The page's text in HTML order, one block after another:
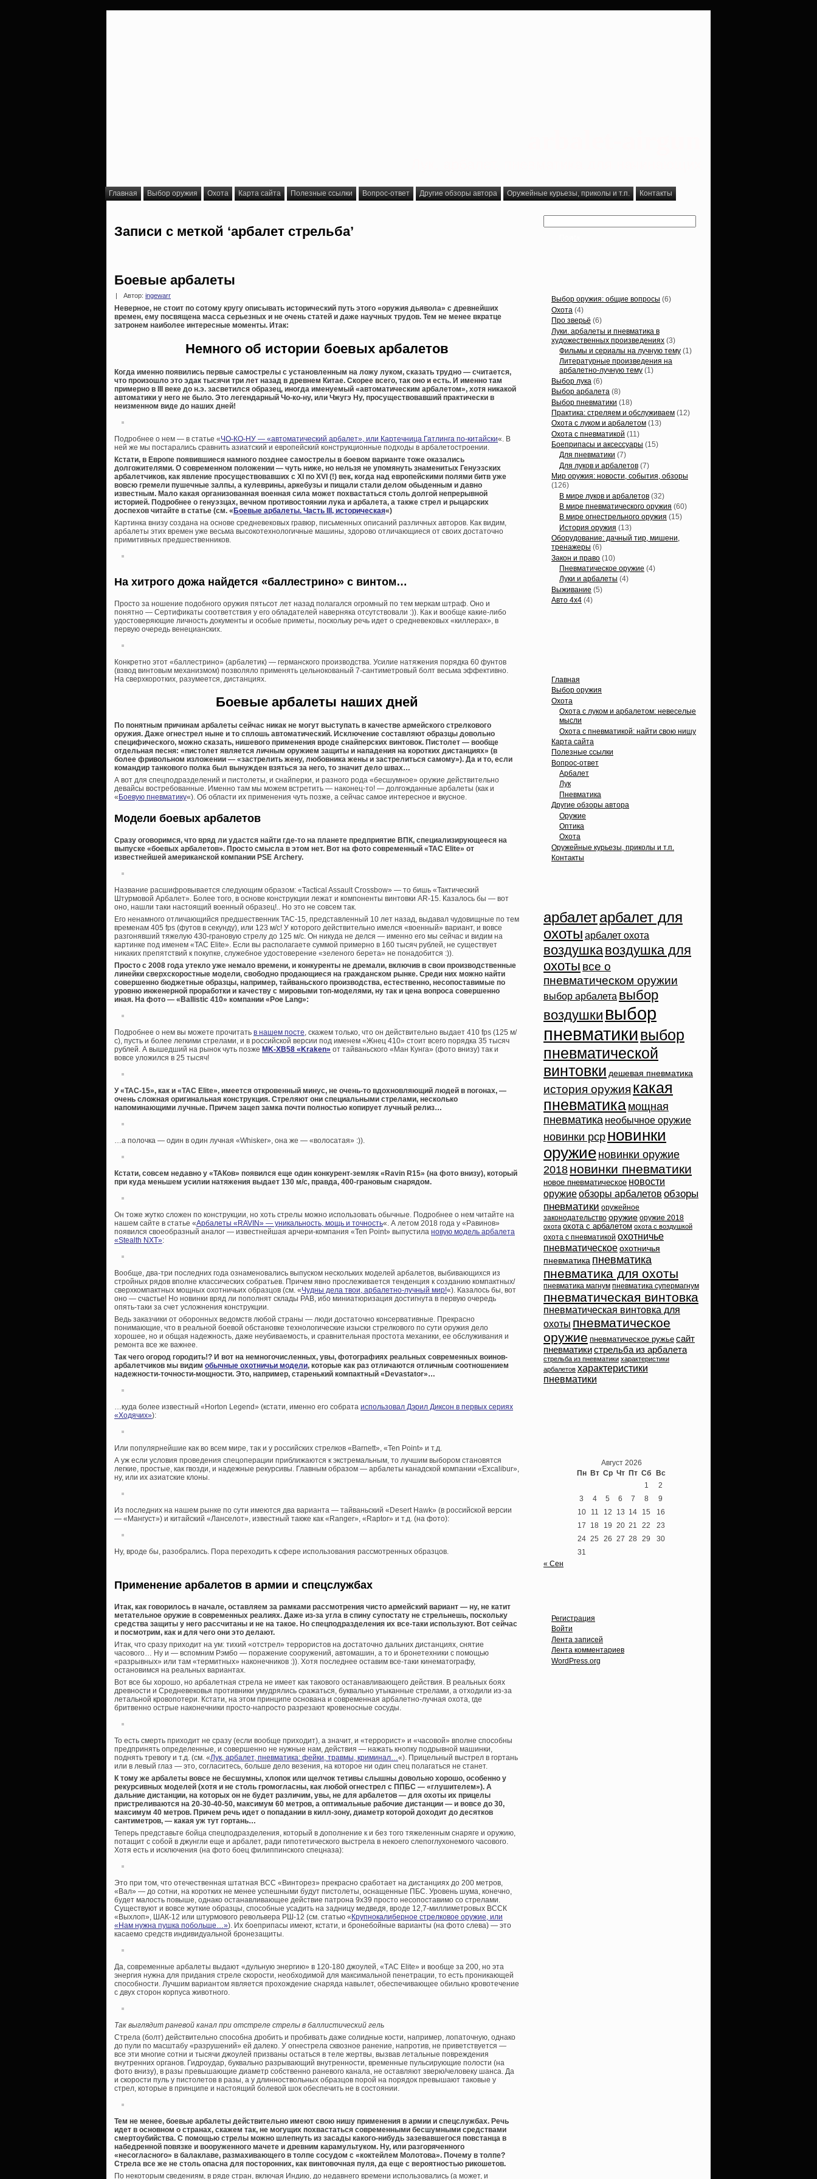
Главная Выбор оружия Охота Карта сайта Полезные ссылки Вопрос-ответ Другие обзоры автора Оружейные курьезы, приколы и т.п. Контакты
Записи с меткой ‘арбалет стрельба’
Боевые арбалеты
Автор: ingewarr
Неверное, не стоит по сотому кругу описывать исторический путь этого «оружия дьявола» с древнейших
времен, ему посвящена масса серьезных и не очень статей и даже научных трудов. Тем не менее вкратце
затронем наиболее интересные моменты. Итак:
Немного об истории боевых арбалетов
Когда именно появились первые самострелы с установленным на ложу луком, сказать трудно — считается,
что произошло это эдак тысячи три лет назад в древнем Китае. Скорее всего, так оно и есть. И именно там
примерно в III веке до н.э. засветился образец, иногда именуемый «автоматическим арбалетом», хотя никакой
автоматики у него не было. Это легендарный Чо-ко-ну, или Чжугэ Ну, просуществовавший практически в
неизменном виде до наших дней!
Подробнее о нем — в статье «ЧО-КО-НУ — «автоматический арбалет», или Картечница Гатлинга по-китайски«. В
ней же мы постарались сравнить азиатский и европейский конструкционные подходы в арбалетостроении.
Кстати, в Европе появившиеся намного позднее самострелы в боевом варианте тоже оказались
долгожителями. О современном положении — чуть ниже, но нельзя не упомянуть знаменитых Генуэзских
арбалетчиков, как явление просуществовавших с XI по XVI (!) век, когда над европейскими полями битв уже
вовсю гремели пушечные залпы, а кулеврины, аркебузы и пищали стали делом обыденным и давно
известным. Мало какая организованная военная сила может похвастаться столь долгой непрерывной
историей. Подробнее о генуэзцах, вечном противостоянии лука и арбалета, а также стрел и рыцарских
доспехов читайте в статье (см. «Боевые арбалеты. Часть III, историческая«)
Картинка внизу создана на основе средневековых гравюр, письменных описаний различных авторов. Как видим,
арбалеты этих времен уже весьма высокотехнологичные машины, здорово отличающиеся от своих достаточно
примитивных предшественников.
На хитрого дожа найдется «баллестрино» с винтом…
Просто за ношение подобного оружия пятьсот лет назад полагался огромный по тем меркам штраф. Оно и
понятно — Сертификаты соответствия у его обладателей наверняка отсутствовали :)). Как и вообще какие-либо
удостоверяющие личность документы и особые приметы, поскольку речь идет о средневековых «киллерах», в
первую очередь венецианских.
Конкретно этот «баллестрино» (арбалетик) — германского производства. Усилие натяжения порядка 60 фунтов
(взвод винтовым механизмом) позволяло применять цельнокованый 7-сантиметровый болт весьма эффективно.
На сверхкоротких, разумеется, дистанциях.
Боевые арбалеты наших дней
По понятным причинам арбалеты сейчас никак не могут выступать в качестве армейского стрелкового
оружия. Даже огнестрел ныне и то сплошь автоматический. Исключение составляют образцы довольно
специфического, можно сказать, нишевого применения вроде снайперских винтовок. Пистолет — вообще
отдельная песня: «пистолет является личным оружием защиты и нападения на коротких дистанциях» (в
более фривольном изложении — «застрелить жену, любовника жены и застрелиться самому»). Да и то, если
командир танкового полка был вынужден взяться за него, то значит дело швах…
А вот для спецподразделений и пистолеты, и снайперки, и разного рода «бесшумное» оружие действительно
девайсы востребованные. Именно там мы можем встретить — наконец-то! — долгожданные арбалеты (как и
« Боевую пневматику«). Об области их применения чуть позже, а сейчас самое интересное и вкусное.
Модели боевых арбалетов
Сразу оговоримся, что вряд ли удастся найти где-то на планете предприятие ВПК, специализирующееся на
выпуске «боевых арбалетов». Просто смысла в этом нет. Вот на фото современный «TAC Elite» от
известнейшей американской компании PSE Archery.
Название расшифровывается следующим образом: «Tactical Assault Crossbow» — то бишь «Тактический
Штурмовой Арбалет». Более того, в основе конструкции лежат и компоненты винтовки AR-15. Казалось бы — вот
оно, нашли таки настоящий военный образец!.. Но это не совсем так.
Его ненамного отличающийся предшественник TAC-15, представленный 10 лет назад, выдавал чудовищные по тем
временам 405 fps (футов в секунду), или 123 м/с! У которого действительно имелся «военный» вариант, и вовсе
разгонявший тяжелую 430-грановую стрелу до 125 м/с. Он никуда не делся — именно его мы сейчас и видим на
картинке под именем «TAC Elite». Если вы располагаете суммой примерно в 160 тысяч рублей, не существует
никаких препятствий к покупке, служебное удостоверение «зеленого берета» не понадобится :)).
Просто с 2008 года утекло уже немало времени, и конкуренты не дремали, включив в свои производственные
линейки сверхскоростные модели, свободно продающиеся на гражданском рынке. Среди них можно найти
совершенно бюджетные образцы, например, тайваньского производства, естественно, несопоставимые по
уровню инженерной проработки и качеству с мировыми топ-моделями, ну так и цена вопроса совершенно
иная. На фото — «Ballistic 410» компании «Poe Lang»:
Подробнее о нем вы можете прочитать в нашем посте, скажем только, что он действительно выдает 410 fps (125 м/
с), пусть и более легкими стрелами, и в российской версии под именем «Жнец 410» стоит всего порядка 35 тысяч
рублей. А вышедший на рынок чуть позже MK-XB58 «Kraken» от тайваньского «Ман Кунга» (фото внизу) так и
вовсе уложился в 25 тысяч!
У «TAC-15», как и «TAC Elite», имеется откровенный минус, не очень-то вдохновляющий людей в погонах, —
очень сложная оригинальная конструкция. Стреляют они специальными стрелами, несколько
напоминающими лучные. Причем зацеп замка почти полностью копирует лучный релиз…
…а полочка — один в один лучная «Whisker», она же — «волосатая» :)).
Кстати, совсем недавно у «ТАКов» появился еще один конкурент-земляк «Ravin R15» (на фото внизу), который
при куда меньшем усилии натяжения выдает 130 м/с, правда, 400-грановым снарядом.
Он тоже жутко сложен по конструкции, но хоть стрелы можно использовать обычные. Подробнее о нем читайте на
нашем сайте в статье «Арбалеты «RAVIN» — уникальность, мощь и точность«. А летом 2018 года у «Равинов»
появился своеобразный аналог — известнейшая арчери-компания «Ten Point» выпустила новую модель арбалета
«Stealth NXT»:
Вообще, два-три последних года ознаменовались выпуском нескольких моделей арбалетов, выбивающихся из
стройных рядов вполне классических собратьев. Причем явно прослеживается тенденция к созданию компактных/
сверхкомпактных мощных охотничьих образцов (см. «Чудны дела твои, арбалетно-лучный мир!«). Казалось бы, вот
оно — счастье! Но новинки вряд ли пополнят склады РАВ, ибо миниатюризация достигнута в первую очередь
опять-таки за счет усложнения конструкции.
Ведь заказчики от оборонных ведомств любой страны — люди достаточно консервативные. Прекрасно
понимающие, что в реальной боевой обстановке технологические изыски стрелкового по сути оружия дело
хорошее, но и общая надежность, даже неубиваемость, и сравнительная простота механики, ее обслуживания и
ремонта все же важнее.
Так чего огород городить!? И вот на немногочисленных, увы, фотографиях реальных современных воинов-
арбалетчиков мы видим обычные охотничьи модели, которые как раз отличаются отличным соотношением
надежности-точности-мощности. Это, например, старенький компактный «Devastator»…
…куда более известный «Horton Legend» (кстати, именно его собрата использовал Дэрил Диксон в первых сериях
«Ходячих»):
Или популярнейшие как во всем мире, так и у российских стрелков «Barnett», «Ten Point» и т.д.
А уж если условия проведения спецоперации приближаются к экстремальным, то лучшим выбором становятся
легкие, простые, как гвозди, и надежные рекурсивы. Главным образом — арбалеты канадской компании «Excalibur»,
ну, или их азиатские клоны.
Из последних на нашем рынке по сути имеются два варианта — тайваньский «Desert Hawk» (в российской версии
— «Мангуст») и китайский «Ланселот», известный также как «Ranger», «Raptor» и т.д. (на фото):
Ну, вроде бы, разобрались. Пора переходить к сфере использования рассмотренных образцов.
Применение арбалетов в армии и спецслужбах
Итак, как говорилось в начале, оставляем за рамками рассмотрения чисто армейский вариант — ну, не катит
метательное оружие в современных реалиях. Даже из-за угла в спину супостату не стрельнешь, поскольку
средства защиты у него рассчитаны и не на такое. Но спецподразделения их все-таки используют. Вот сейчас
и посмотрим, как и для чего они это делают.
Итак, что сразу приходит на ум: тихий «отстрел» террористов на достаточно дальних дистанциях, снятие
часового… Ну и — вспомним Рэмбо — поражение сооружений, автомашин, а то и бронетехники с помощью
«разрывных» или там «термитных» наконечников :)). Хотя последнее оставим все-таки кинематографу,
остановимся на реальных вариантах.
Вот все бы хорошо, но арбалетная стрела не имеет как такового останавливающего действия. В реальных боях
древности и Средневековья противники умудрялись сражаться, буквально утыканные стрелами, а отходили из-за
летальной кровопотери. Кстати, на этом принципе основана и современная арбалетно-лучная охота, где
бритвенно острые наконечники просто-напросто разрезают кровеносные сосуды.
То есть смерть приходит не сразу (если вообще приходит), а значит, и «террорист» и «часовой» вполне способны
предпринять определенные, и совершенно не нужные нам, действия — нажать кнопку подрывной машинки,
поднять тревогу и т.д. (см. «Лук, арбалет, пневматика: фейки, травмы, криминал…«). Прицельный выстрел в гортань
или в левый глаз — это, согласитесь, больше дело везения, на которое ни один спец полагаться не станет.
К тому же арбалеты вовсе не бесшумны, хлопок или щелчок тетивы слышны довольно хорошо, особенно у
рекурсивных моделей (хотя и не столь громогласны, как любой огнестрел с ППБС — «глушителем»). А
дальние дистанции, на которых он не будет различим, увы, не для арбалетов — для охоты их прицелы
пристреливаются на 20-30-40-50, максимум 60 метров, а оптимальные рабочие дистанции — и вовсе до 30,
максимум 40 метров. Причем речь идет о попадании в килл-зону, диаметр которой доходит до десятков
сантиметров, — какая уж тут гортань…
Теперь представьте бойца спецподразделения, который в дополнение к и без того тяжеленным снаряге и оружию,
потащит с собой в джунгли еще и арбалет, ради гипотетического выстрела в некоего слепоглухонемого часового.
Хотя есть и исключения (на фото боец филиппинского спецназа):
Это при том, что отечественная штатная ВСС «Винторез» прекрасно сработает на дистанциях до 200 метров,
«Вал» — до сотни, на коротких не менее успешными будут пистолеты, оснащенные ПБС. Уровень шума, конечно,
будет малость повыше, однако останавливающее действие патрона 9х39 просто несопоставимо со стрелами.
Существуют и вовсе жуткие образцы, способные усадить на задницу медведя, вроде 12,7-миллиметровых ВССК
«Выхлоп», ШАК-12 или штурмового револьвера РШ-12 (см. статью « Крупнокалиберное стрелковое оружие, или
«Нам нужна пушка побольше…»). Их боеприпасы имеют, кстати, и бронебойные варианты (на фото слева) — это
касаемо средств индивидуальной бронезащиты.
Да, современные арбалеты выдают «дульную энергию» в 120-180 джоулей, «ТАС Elite» и вообще за 200, но эта
энергия нужна для придания стреле скорости, необходимой для максимальной пенетрации, то есть проникающей
способности. Лучшим вариантом является прохождение снаряда навылет, обеспечивающее обильно кровотечение
с двух сторон корпуса животного.
Так выглядит раневой канал при отстреле стрелы в баллистический гель
Стрела (болт) действительно способна дробить и пробивать даже солидные кости, например, лопаточную, однако
до пули по масштабу «разрушений» ей далеко. У огнестрела сквозное ранение, напротив, не приветствуется —
все эти многие сотни и тысячи джоулей призваны остаться в теле жертвы, вызвав летальные повреждения
внутренних органов. Гидроудар, буквально разрывающий внутренности, временные пульсирующие полости (на
фото внизу), в разы превышающие диаметр собственно раневого канала, не оставляют зверю/человеку шанса. Да
и скорости пуль у пистолетов в разы, а у длинноствольных образцов порой на порядок превышают таковые у
стрел, которые в принципе и настоящий болевой шок обеспечить не в состоянии.
Тем не менее, боевые арбалеты действительно имеют свою нишу применения в армии и спецслужбах. Речь
идет в основном о странах, скажем так, не могущих похвастаться современными бесшумными средствами
смертоубийства. С помощью стрелы можно шлепнуть из засады какого-нибудь зазевавшегося повстанца в
набедренной повязке и вооруженного мачете и древним карамультуком. Ну, или разгоряченного
«несогласного» в балаклаве, размахивающего в толпе сосудом с «коктейлем Молотова». Почему в толпе?
Стрела все же не столь опасна для посторонних, как винтовочная пуля, да еще с вероятностью рикошетов.
По некоторым сведениям, в ряде стран, включая Индию, до недавнего времени использовались (а может, и
Выбор оружия: общие вопросы (6)
Охота (4)
Про зверьё (6)
Луки. арбалеты и пневматика в
художественных произведениях (3)
Фильмы и сериалы на лучную тему (1)
Литературные произведения на
арбалетно-лучную тему (1)
Выбор лука (6)
Выбор арбалета (8)
Выбор пневматики (18)
Практика: стреляем и обслуживаем (12)
Охота с луком и арбалетом (13)
Охота с пневматикой (11)
Боеприпасы и аксессуары (15)
Для пневматики (7)
Для луков и арбалетов (7)
Мир оружия: новости, события, обзоры
(126)
В мире луков и арбалетов (32)
В мире пневматического оружия (60)
В мире огнестрельного оружия (15)
История оружия (13)
Оборудование: дачный тир, мишени,
тренажеры (6)
Закон и право (10)
Пневматическое оружие (4)
Луки и арбалеты (4)
Выживание (5)
Авто 4х4 (4)
Главная
Выбор оружия
Охота
Охота с луком и арбалетом: невеселые
мысли
Охота с пневматикой: найти свою нишу
Карта сайта
Полезные ссылки
Вопрос-ответ
Арбалет
Лук
Пневматика
Другие обзоры автора
Оружие
Оптика
Охота
Оружейные курьезы, приколы и т.п.
Контакты
арбалетарбалет для
охоты арбалет охота
воздушкавоздушка для
охоты все о
пневматическом оружии
выбор арбалета выбор
воздушки выбор
пневматикивыбор
пневматической
винтовки дешевая пневматика
история оружия какая
пневматика мощная
пневматика необычное оружие
новинки pcp новинки
оружие новинки оружие
2018 новинки пневматики
новое пневматическое новости
оружиеобзоры арбалетов обзоры
пневматики оружейное
законодательство оружие оружие 2018
охота охота с арбалетом охота с воздушкой
охота с пневматикой охотничье
пневматическое охотничья
пневматика пневматика
пневматика для охоты
пневматика магнум пневматика супермагнум
пневматическая винтовка
пневматическая винтовка для
охоты пневматическое
оружие пневматическое ружье сайт
пневматикистрельба из арбалета
стрельба из пневматики характеристики
арбалетов характеристики
пневматики
Август 2026
Пн Вт Ср Чт Пт Сб Вс
1
2
3
4 5 6 7 8
9
10
11 12 13 14 15
16
17
18 19 20 21 22
23
24 25 26 27 28 29
30
31
« Сен
Регистрация
Войти
Лента записей
Лента комментариев
WordPress.org